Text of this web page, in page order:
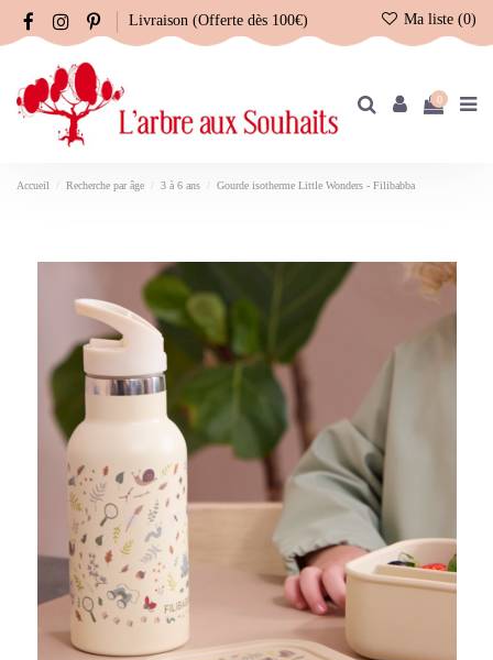
Livraison (Offerte dès 100€) Ma liste (0)
0
Accueil Recherche par âge 3 à 6 ans Gourde isotherme Little Wonders - Filibabba